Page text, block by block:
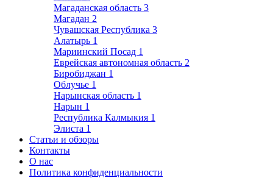
Магаданская область 3
Магадан 2
Чувашская Республика 3
Алатырь 1
Мариинский Посад 1
Еврейская автономная область 2
Биробиджан 1
Облучье 1
Нарынская область 1
Нарын 1
Республика Калмыкия 1
Элиста 1
Статьи и обзоры
Контакты
О нас
Политика конфиденциальности